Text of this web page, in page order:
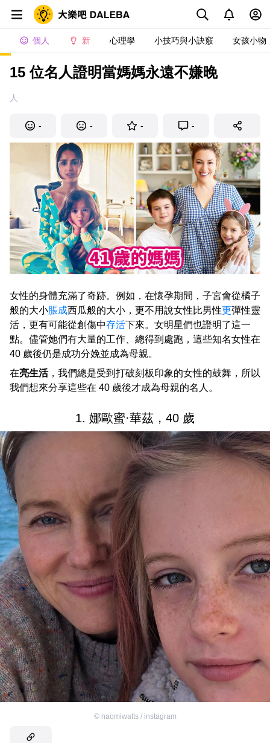
個人 新 心理學 小技巧與小訣竅 女孩小物
15 位名人證明當媽媽永遠不嫌晚
人
- - - -
女性的身體充滿了奇跡。例如，在懷孕期間，子宮會從橘子
般的大小脹成西瓜般的大小，更不用說女性比男性更彈性靈
活，更有可能從創傷中存活下來。女明星們也證明了這一
點。儘管她們有大量的工作、總得到處跑，這些知名女性在
40 歲後仍是成功分娩並成為母親。
在亮生活，我們總是受到打破刻板印象的女性的鼓舞，所以
我們想來分享這些在 40 歲後才成為母親的名人。
1. 娜歐蜜·華茲，40 歲
© naomiwatts / instagram